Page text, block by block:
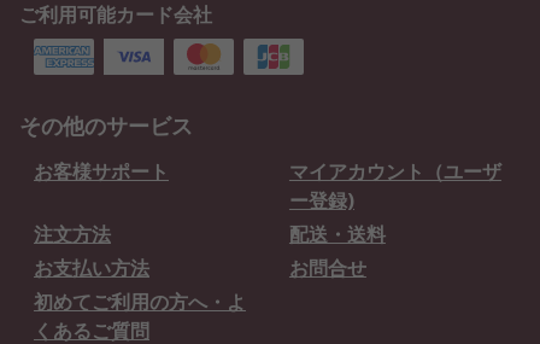
ご利用可能カード会社
その他のサービス
お客様サポート
マイアカウント（ユーザ
ー登録)
注文方法
配送・送料
お支払い方法
お問合せ
初めてご利用の方へ・よ
くあるご質問